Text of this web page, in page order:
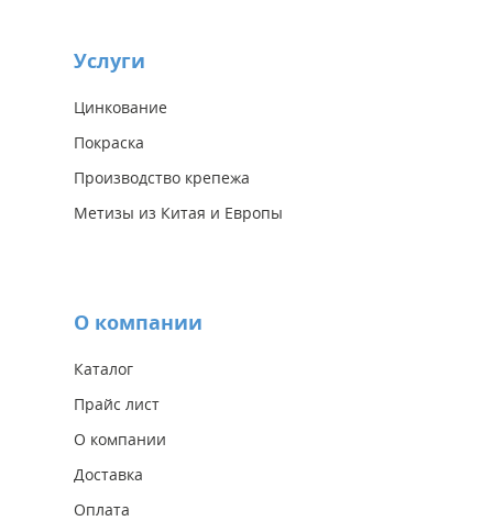
Услуги
Цинкование
Покраска
Производство крепежа
Метизы из Китая и Европы
О компании
Каталог
Прайс лист
О компании
Доставка
Оплата